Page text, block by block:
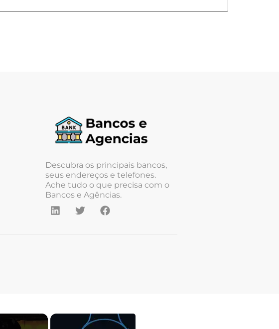
Descubra os principais bancos,
seus endereços e telefones.
Ache tudo o que precisa com o
Bancos e Agências.